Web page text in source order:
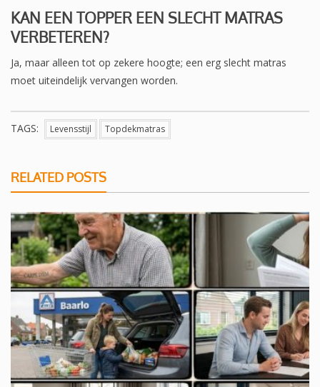
KAN EEN TOPPER EEN SLECHT MATRAS
VERBETEREN?
Ja, maar alleen tot op zekere hoogte; een erg slecht matras
moet uiteindelijk vervangen worden.
TAGS: Levensstijl Topdekmatras
RELATED POSTS